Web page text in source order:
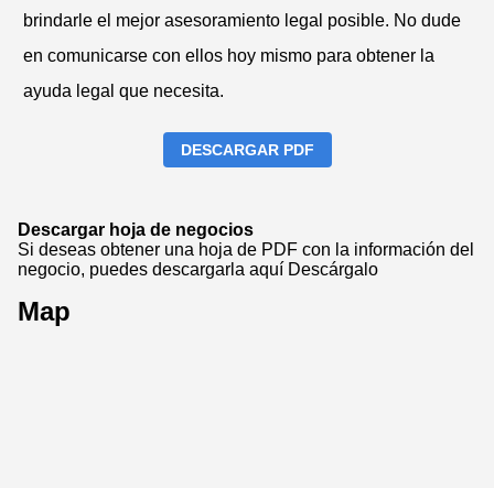
brindarle el mejor asesoramiento legal posible. No dude
en comunicarse con ellos hoy mismo para obtener la
ayuda legal que necesita.
DESCARGAR PDF
Descargar hoja de negocios
Si deseas obtener una hoja de PDF con la información del
negocio, puedes descargarla aquí Descárgalo
Map